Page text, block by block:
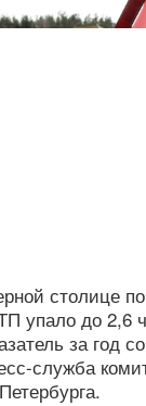
столице
упало до 2,6
за год
служба